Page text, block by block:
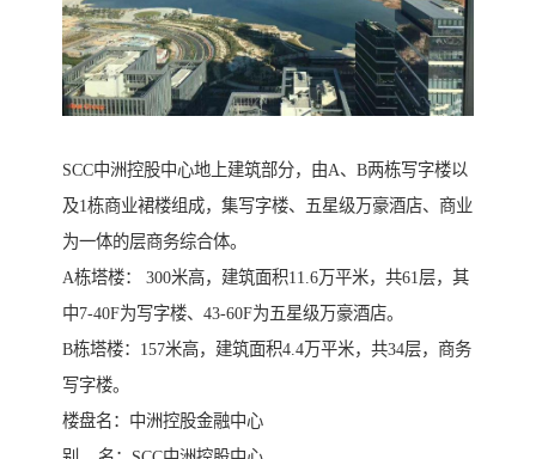
SCC中洲控股中心地上建筑部分，由A、B两栋写字楼以
及1栋商业裙楼组成，集写字楼、五星级万豪酒店、商业
为一体的层商务综合体。
A栋塔楼： 300米高，建筑面积11.6万平米，共61层，其
中7-40F为写字楼、43-60F为五星级万豪酒店。
B栋塔楼：157米高，建筑面积4.4万平米，共34层，商务
写字楼。
楼盘名：中洲控股金融中心